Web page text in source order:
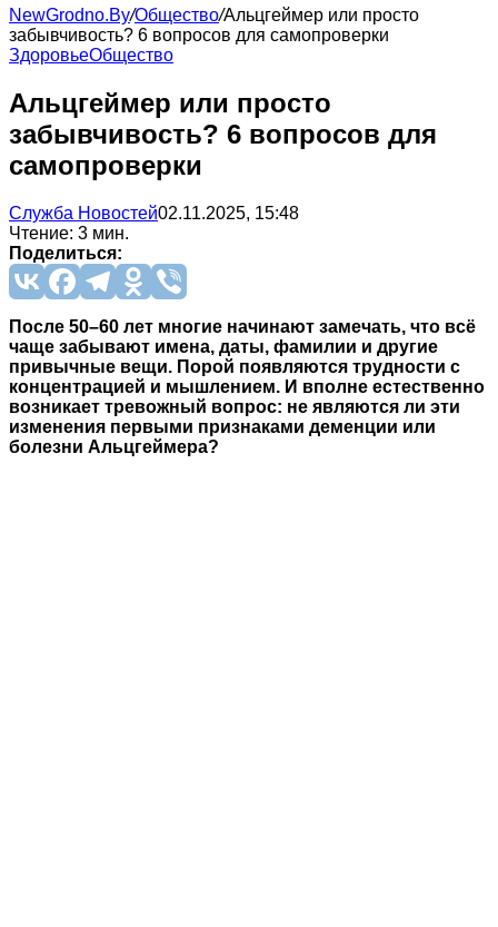
NewGrodno.By/Общество/Альцгеймер или просто
забывчивость? 6 вопросов для самопроверки
ЗдоровьеОбщество
Альцгеймер или просто
забывчивость? 6 вопросов для
самопроверки
Служба Новостей02.11.2025, 15:48
Чтение: 3 мин.
Поделиться:
После 50–60 лет многие начинают замечать, что всё
чаще забывают имена, даты, фамилии и другие
привычные вещи. Порой появляются трудности с
концентрацией и мышлением. И вполне естественно
возникает тревожный вопрос: не являются ли эти
изменения первыми признаками деменции или
болезни Альцгеймера?